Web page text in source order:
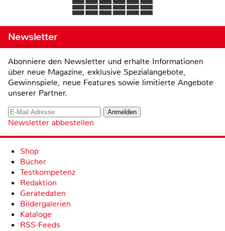
Newsletter
Abonniere den Newsletter und erhalte Informationen
über neue Magazine, exklusive Spezialangebote,
Gewinnspiele, neue Features sowie limitierte Angebote
unserer Partner.
Newsletter abbestellen
Shop
Bücher
Testkompetenz
Redaktion
Gerätedaten
Bildergalerien
Kataloge
RSS-Feeds